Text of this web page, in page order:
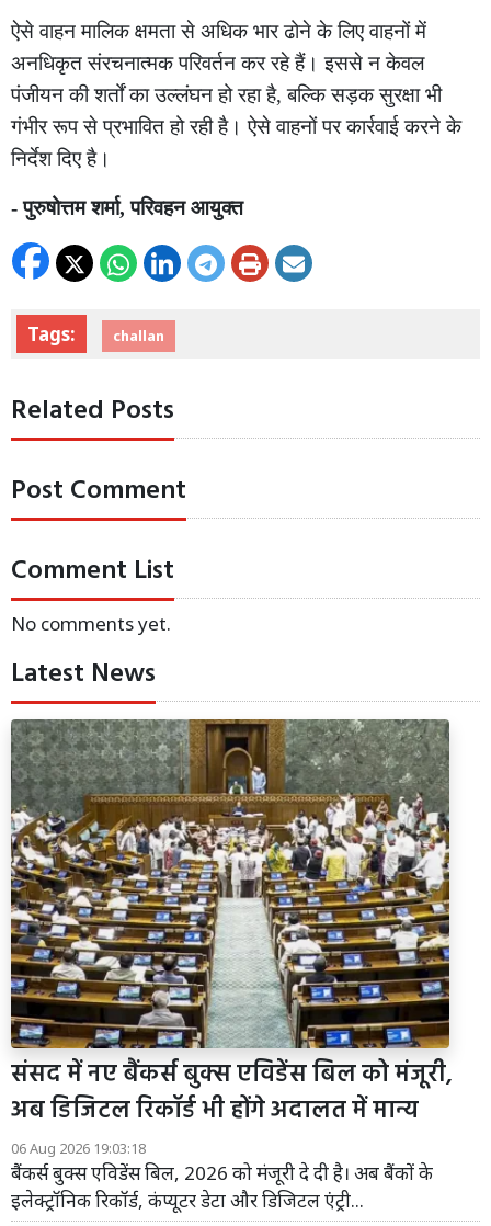
ऐसे वाहन मालिक क्षमता से अधिक भार ढोने के लिए वाहनों में
अनधिकृत संरचनात्मक परिवर्तन कर रहे हैं। इससे न केवल
पंजीयन की शर्तों का उल्लंघन हो रहा है, बल्कि सड़क सुरक्षा भी
गंभीर रूप से प्रभावित हो रही है। ऐसे वाहनों पर कार्रवाई करने के
निर्देश दिए है।
- पुरुषोत्तम शर्मा, परिवहन आयुक्त
Tags: challan
Related Posts
Post Comment
Comment List
No comments yet.
Latest News
संसद में नए बैंकर्स बुक्स एविडेंस बिल को मंजूरी,
अब डिजिटल रिकॉर्ड भी होंगे अदालत में मान्य
06 Aug 2026 19:03:18
बैंकर्स बुक्स एविडेंस बिल, 2026 को मंजूरी दे दी है। अब बैंकों के
इलेक्ट्रॉनिक रिकॉर्ड, कंप्यूटर डेटा और डिजिटल एंट्री...